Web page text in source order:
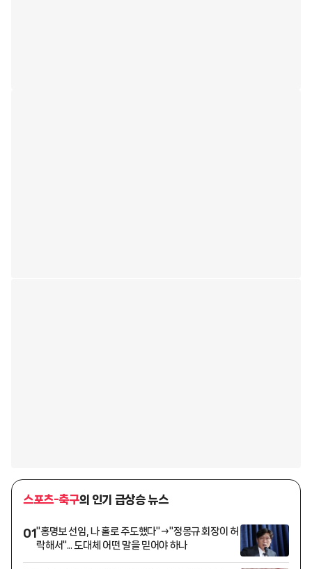
스포츠-축구의 인기 급상승 뉴스
01"홍명보 선임, 나 홀로 주도했다"→"정몽규 회장이 허
락해서"... 도대체 어떤 말을 믿어야 하나